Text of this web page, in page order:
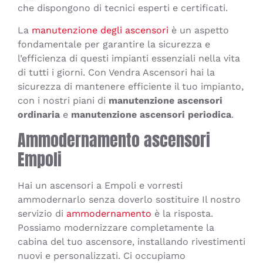
che dispongono di tecnici esperti e certificati.
La manutenzione degli ascensori è un aspetto
fondamentale per garantire la sicurezza e
l’efficienza di questi impianti essenziali nella vita
di tutti i giorni. Con Vendra Ascensori hai la
sicurezza di mantenere efficiente il tuo impianto,
con i nostri piani di manutenzione ascensori
ordinaria e manutenzione ascensori periodica.
Ammodernamento ascensori
Empoli
Hai un ascensori a Empoli e vorresti
ammodernarlo senza doverlo sostituire Il nostro
servizio di ammodernamento è la risposta.
Possiamo modernizzare completamente la
cabina del tuo ascensore, installando rivestimenti
nuovi e personalizzati. Ci occupiamo